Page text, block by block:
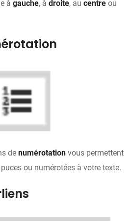
à gauche, à droite, au centre ou
de numérotation vous permettent
ou numérotées à votre texte.